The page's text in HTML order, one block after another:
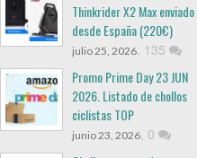
Thinkrider X2 Max enviado
desde España (220€)
julio 25, 2026, 135
Promo Prime Day 23 JUN
2026. Listado de chollos
ciclistas TOP
junio 23, 2026, 0